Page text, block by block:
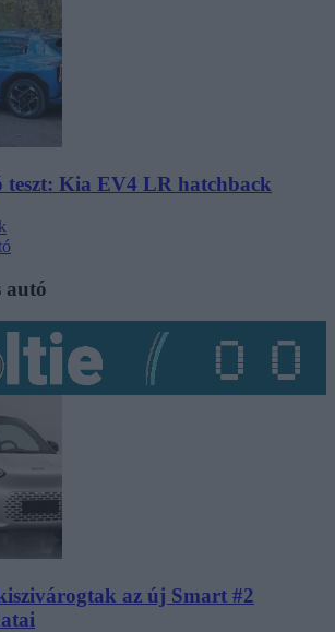
teszt: Kia EV4 LR hatchback
autó
az új Smart #2